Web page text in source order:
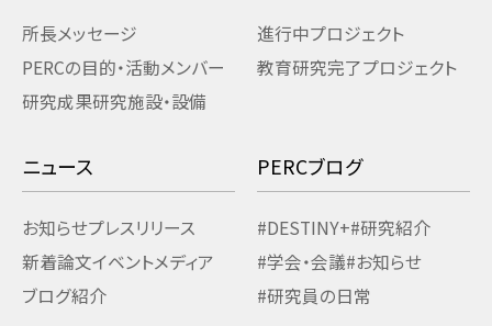
所長メッセージ
PERCの目的・活動メンバー
研究成果研究施設・設備
進行中プロジェクト
教育研究完了プロジェクト
ニュース
お知らせプレスリリース
新着論文イベントメディア
ブログ紹介
PERCブログ
#DESTINY+#研究紹介
#学会・会議#お知らせ
#研究員の日常